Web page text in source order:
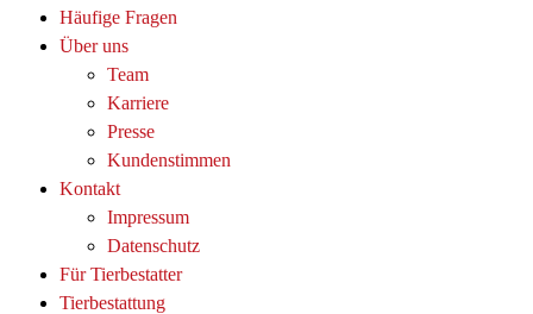
Häufige Fragen
Über uns
Team
Karriere
Presse
Kundenstimmen
Kontakt
Impressum
Datenschutz
Für Tierbestatter
Tierbestattung